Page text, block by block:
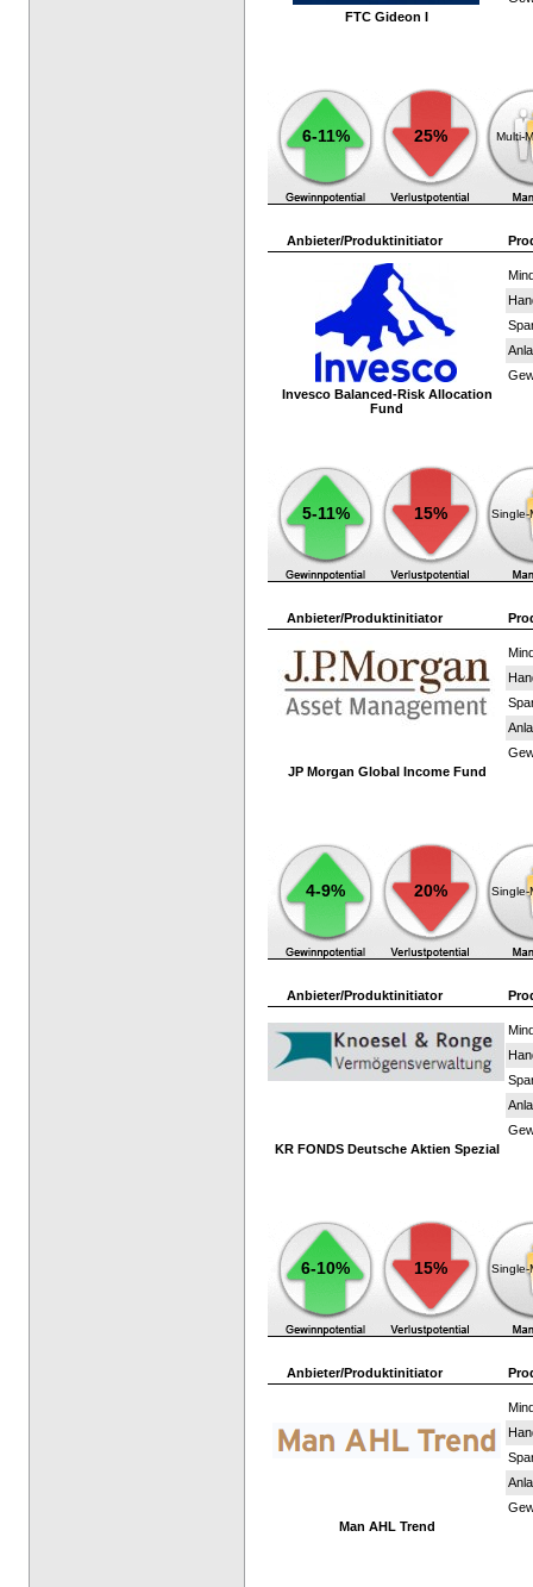
FTC Gideon I
6-11% 25% Multi-
Anbieter/Produktinitiator
Invesco Balanced-Risk Allocation
Fund
5-11% 15% Single-
Anbieter/Produktinitiator
JP Morgan Global Income Fund
4-9% 20% Single-
Anbieter/Produktinitiator
KR FONDS Deutsche Aktien Spezial
6-10% 15% Single-
Anbieter/Produktinitiator
Man AHL Trend